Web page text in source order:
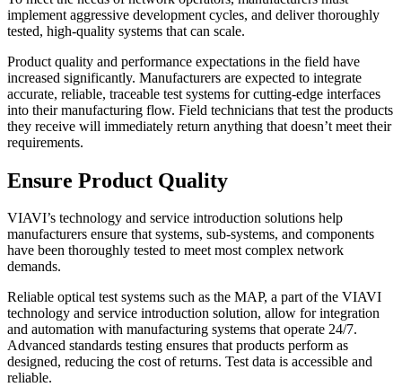
implement aggressive development cycles, and deliver thoroughly
tested, high-quality systems that can scale.
Product quality and performance expectations in the field have
increased significantly. Manufacturers are expected to integrate
accurate, reliable, traceable test systems for cutting-edge interfaces
into their manufacturing flow. Field technicians that test the products
they receive will immediately return anything that doesn’t meet their
requirements.
Ensure Product Quality
VIAVI’s technology and service introduction solutions help
manufacturers ensure that systems, sub-systems, and components
have been thoroughly tested to meet most complex network
demands.
Reliable optical test systems such as the MAP, a part of the VIAVI
technology and service introduction solution, allow for integration
and automation with manufacturing systems that operate 24/7.
Advanced standards testing ensures that products perform as
designed, reducing the cost of returns. Test data is accessible and
reliable.